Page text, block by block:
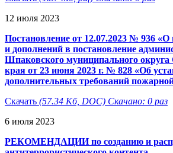
12 июля 2023
Постановление от 12.07.2023 № 936 «О
и дополнений в постановление
Шпаковского муниципального округа
края от 23 июня 2023 г. № 828 «Об
дополнительных требований пожарной
Скачать (57.34 Кб, DOC) Скачано: 0 раз
6 июля 2023
РЕКОМЕНДАЦИИ по созданию и